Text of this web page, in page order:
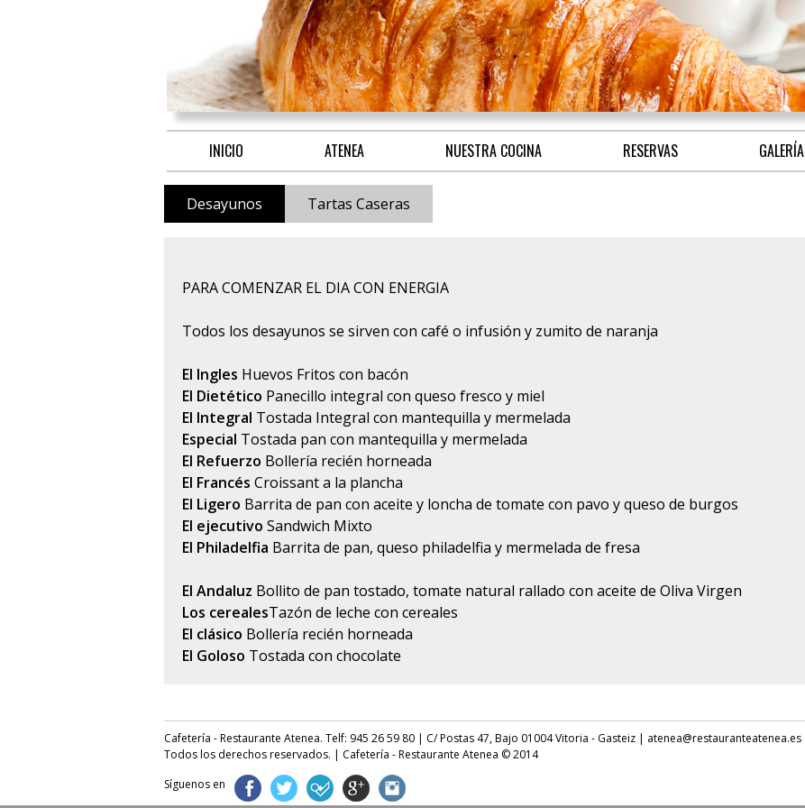
INICIO ATENEA NUESTRA COCINA RESERVAS GALERÍA
Desayunos Tartas Caseras
PARA COMENZAR EL DIA CON ENERGIA
Todos los desayunos se sirven con café o infusión y zumito de naranja
El Ingles Huevos Fritos con bacón
El Dietético Panecillo integral con queso fresco y miel
El Integral Tostada Integral con mantequilla y mermelada
Especial Tostada pan con mantequilla y mermelada
El Refuerzo Bollería recién horneada
El Francés Croissant a la plancha
El Ligero Barrita de pan con aceite y loncha de tomate con pavo y queso de burgos
El ejecutivo Sandwich Mixto
El Philadelfia Barrita de pan, queso philadelfia y mermelada de fresa
El Andaluz Bollito de pan tostado, tomate natural rallado con aceite de Oliva Virgen
Los cerealesTazón de leche con cereales
El clásico Bollería recién horneada
El Goloso Tostada con chocolate
Cafetería - Restaurante Atenea. Telf: 945 26 59 80 | C/ Postas 47, Bajo 01004 Vitoria - Gasteiz | atenea@restauranteatenea.es
Todos los derechos reservados. | Cafetería - Restaurante Atenea © 2014
Síguenos en